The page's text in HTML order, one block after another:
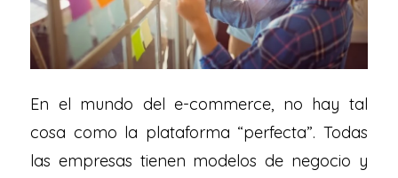
En el mundo del e-commerce, no hay tal
cosa como la plataforma “perfecta”. Todas
las empresas tienen modelos de negocio y